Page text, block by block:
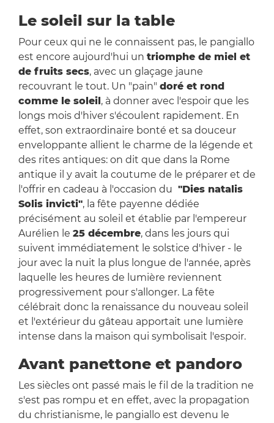
Le soleil sur la table
Pour ceux qui ne le connaissent pas, le pangiallo
est encore aujourd'hui un triomphe de miel et
de fruits secs, avec un glaçage jaune
recouvrant le tout. Un "pain" doré et rond
comme le soleil , à donner avec l'espoir que les
longs mois d'hiver s'écoulent rapidement. En
effet, son extraordinaire bonté et sa douceur
enveloppante allient le charme de la légende et
des rites antiques: on dit que dans la Rome
antique il y avait la coutume de le préparer et de
l'offrir en cadeau à l'occasion du "Dies natalis
Solis invicti", la fête payenne dédiée
précisément au soleil et établie par l'empereur
Aurélien le 25 décembre, dans les jours qui
suivent immédiatement le solstice d'hiver - le
jour avec la nuit la plus longue de l'année, après
laquelle les heures de lumière reviennent
progressivement pour s'allonger. La fête
célébrait donc la renaissance du nouveau soleil
et l'extérieur du gâteau apportait une lumière
intense dans la maison qui symbolisait l'espoir.
Avant panettone et pandoro
Les siècles ont passé mais le fil de la tradition ne
s'est pas rompu et en effet, avec la propagation
du christianisme, le pangiallo est devenu le